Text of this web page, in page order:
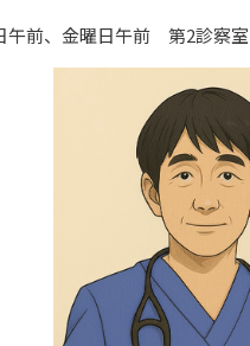
午前、金曜日午前 第2診察